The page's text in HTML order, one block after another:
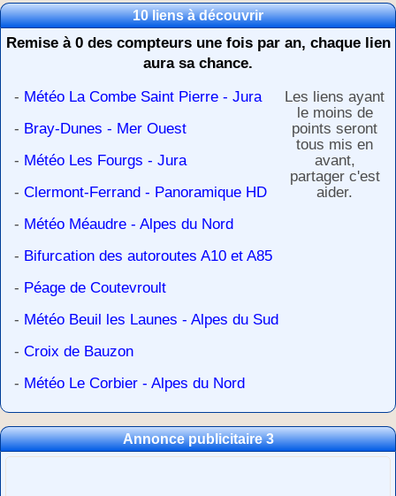
10 liens à découvrir
Remise à 0 des compteurs une fois par an, chaque lien
aura sa chance.
- Météo La Combe Saint Pierre - Jura
- Bray-Dunes - Mer Ouest
- Météo Les Fourgs - Jura
- Clermont-Ferrand - Panoramique HD
- Météo Méaudre - Alpes du Nord
- Bifurcation des autoroutes A10 et A85
- Péage de Coutevroult
- Météo Beuil les Launes - Alpes du Sud
- Croix de Bauzon
- Météo Le Corbier - Alpes du Nord
Les liens ayant
le moins de
points seront
tous mis en
avant,
partager c'est
aider.
Annonce publicitaire 3